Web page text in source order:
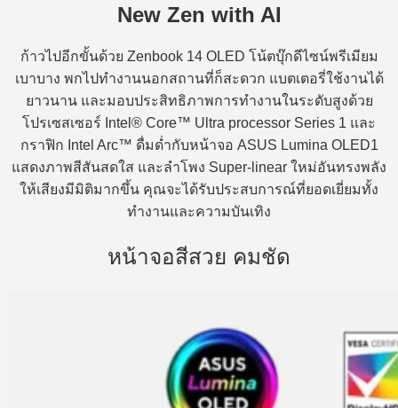
New Zen with AI
ก้าวไปอีกขั้นด้วย Zenbook 14 OLED โน้ตบุ๊กดีไซน์พรีเมียม
เบาบาง พกไปทำงานนอกสถานที่ก็สะดวก แบตเตอรี่ใช้งานได้
ยาวนาน และมอบประสิทธิภาพการทำงานในระดับสูงด้วย
โปรเซสเซอร์ Intel® Core™ Ultra processor Series 1 และ
กราฟิก Intel Arc™ ดื่มด่ำกับหน้าจอ ASUS Lumina OLED1
แสดงภาพสีสันสดใส และลำโพง Super-linear ใหม่อันทรงพลัง
ให้เสียงมีมิติมากขึ้น คุณจะได้รับประสบการณ์ที่ยอดเยี่ยมทั้ง
ทำงานและความบันเทิง
หน้าจอสีสวย คมชัด